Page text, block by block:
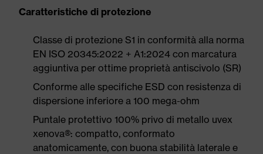
Caratteristiche di protezione
Classe di protezione S1 in conformità alla norma
EN ISO 20345:2022 + A1:2024 con marcatura
aggiuntiva per ottime proprietà antiscivolo (SR)
Conforme alle specifiche ESD con resistenza di
dispersione inferiore a 100 mega-ohm
Puntale protettivo 100% privo di metallo uvex
xenova®: compatto, conformato
anatomicamente, con buona stabilità laterale e